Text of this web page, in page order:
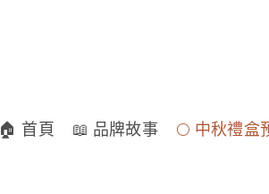
🏠 首頁 📖 品牌故事 🌕 中秋禮盒